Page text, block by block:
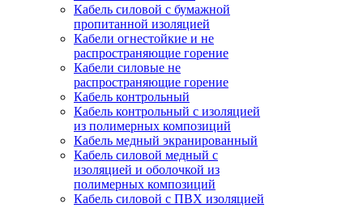
Кабель силовой с бумажной
пропитанной изоляцией
Кабели огнестойкие и не
распространяющие горение
Кабели силовые не
распространяющие горение
Кабель контрольный
Кабель контрольный с изоляцией
из полимерных композиций
Кабель медный экранированный
Кабель силовой медный с
изоляцией и оболочкой из
полимерных композиций
Кабель силовой с ПВХ изоляцией